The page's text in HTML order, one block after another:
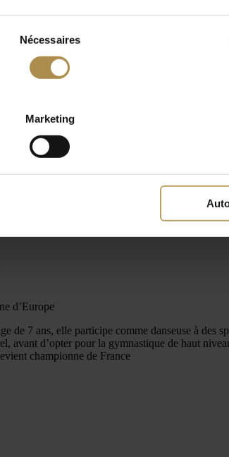
Nécessaires
Marketing
recherche :
d’Europe
de 7 ans, elle participe comme danseuse à
avant d’opter pour la gymnastique de haut
championne de France